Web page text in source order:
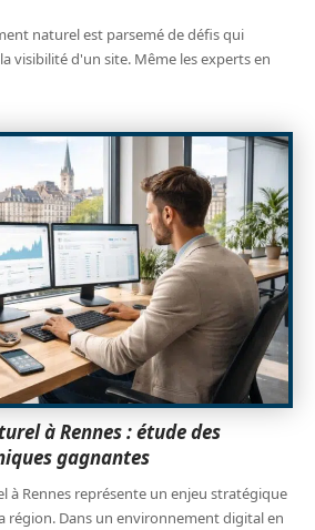
naturel est parsemé de défis qui
visibilité d'un site. Même les experts en
à Rennes : étude des
gagnantes
à Rennes représente un enjeu stratégique
région. Dans un environnement digital en